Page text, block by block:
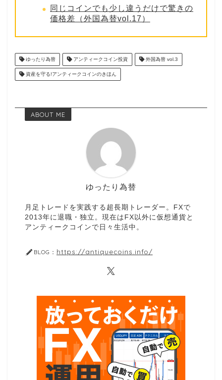
同じコインでも少し違うだけで驚きの
価格差（外国為替vol.17）
ゆったり為替 アンティークコイン投資 外国為替 vol.3
資産を守る!アンティークコインのきほん
ABOUT ME
ゆったり為替
月足トレードを実践する超長期トレーダー。FXで
2013年に退職・独立。現在はFX以外に仮想通貨と
アンティークコインで日々生活中。
BLOG： https://antiquecoins.info/